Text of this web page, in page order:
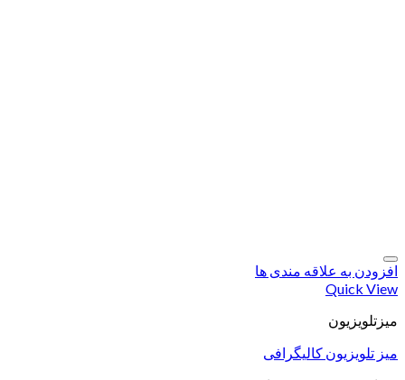
افزودن به علاقه مندی ها
Quick View
میزتلویزیون
میز تلویزیون کالیگرافی